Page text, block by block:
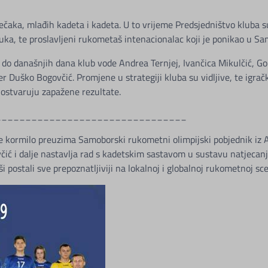
mlađih kadeta i kadeta. U to vrijeme Predsjedništvo kluba
te proslavljeni rukometaš intenacionalac koji je ponikao u
današnjih dana klub vode Andrea Ternjej, Ivančica Mikulčić,
Duško Bogovčić. Promjene u strategiji kluba su vidljive, te
zapažene rezultate.
preuzima Samoborski rukometni olimpijski pobjednik
i dalje nastavlja rad s kadetskim sastavom u sustavu
sve prepoznatljiviji na lokalnoj i globalnoj rukometnoj